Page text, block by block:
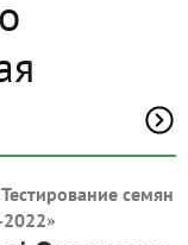
Тестирование семян
»